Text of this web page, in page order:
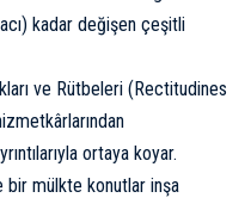
kadar değişen çeşitli
ve Rütbeleri (Rectitudines
ortaya koyar.
bir mülkte konutlar inşa